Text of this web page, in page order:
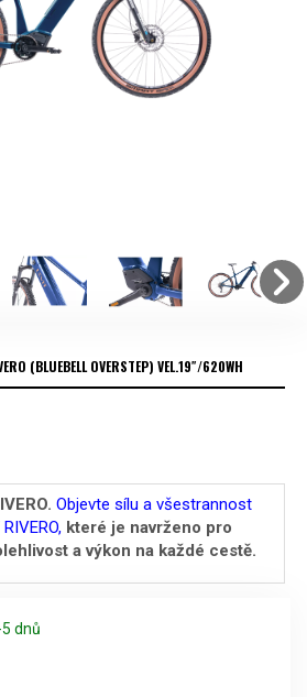
(BLUEBELL OVERSTEP) VEL.19″/620WH
Objevte sílu a všestrannost
které je navrženo pro
a výkon na každé cestě.
dnů